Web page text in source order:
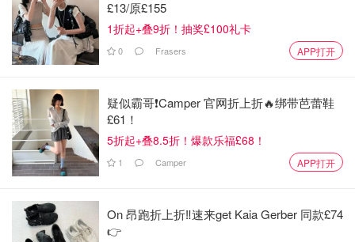
£13/原£155
1折起+叠9折！抽奖£100礼卡
0 Frasers APP打开
疑似霸哥❗️Camper 官网折上折🔥绑带芭蕾鞋
£61！
5折起+叠8.5折！爆款乐福£68！
1 Camper APP打开
On 昂跑折上折‼️速来get Kaia Gerber 同款£74
👉